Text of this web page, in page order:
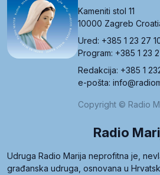
Kameniti stol 11
10000 Zagreb
Ured: +385 1 23 27
Program: +385 1 23
Redakcija: +385 1
e-pošta:
Copyright © Radio
Radio
Udruga Radio Marija neprofitna je,
građanska udruga, osnovana u